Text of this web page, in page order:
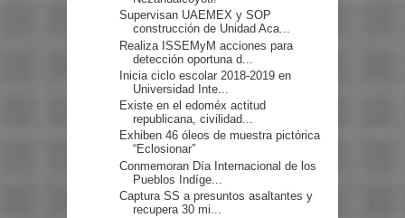
Supervisan UAEMEX y SOP
construcción de Unidad Aca...
Realiza ISSEMyM acciones para
detección oportuna d...
Inicia ciclo escolar 2018-2019 en
Universidad Inte...
Existe en el edoméx actitud
republicana, civilidad...
Exhiben 46 óleos de muestra pictórica
“Eclosionar”
Conmemoran Día Internacional de los
Pueblos Indíge...
Captura SS a presuntos asaltantes y
recupera 30 mi...